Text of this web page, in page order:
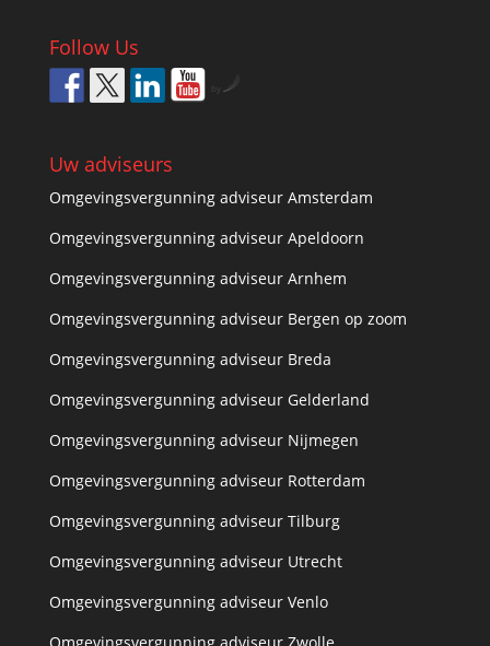
Follow Us
Uw adviseurs
Omgevingsvergunning adviseur Amsterdam
Omgevingsvergunning adviseur Apeldoorn
Omgevingsvergunning adviseur Arnhem
Omgevingsvergunning adviseur Bergen op zoom
Omgevingsvergunning adviseur Breda
Omgevingsvergunning adviseur Gelderland
Omgevingsvergunning adviseur Nijmegen
Omgevingsvergunning adviseur Rotterdam
Omgevingsvergunning adviseur Tilburg
Omgevingsvergunning adviseur Utrecht
Omgevingsvergunning adviseur Venlo